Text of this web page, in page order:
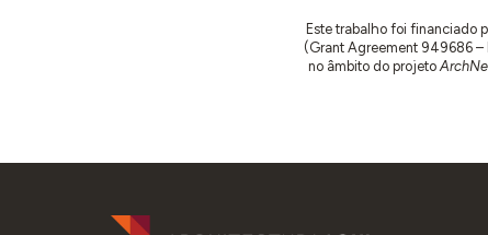
Este trabalho foi financiado
(Grant Agreement 949686 –
no âmbito do projeto